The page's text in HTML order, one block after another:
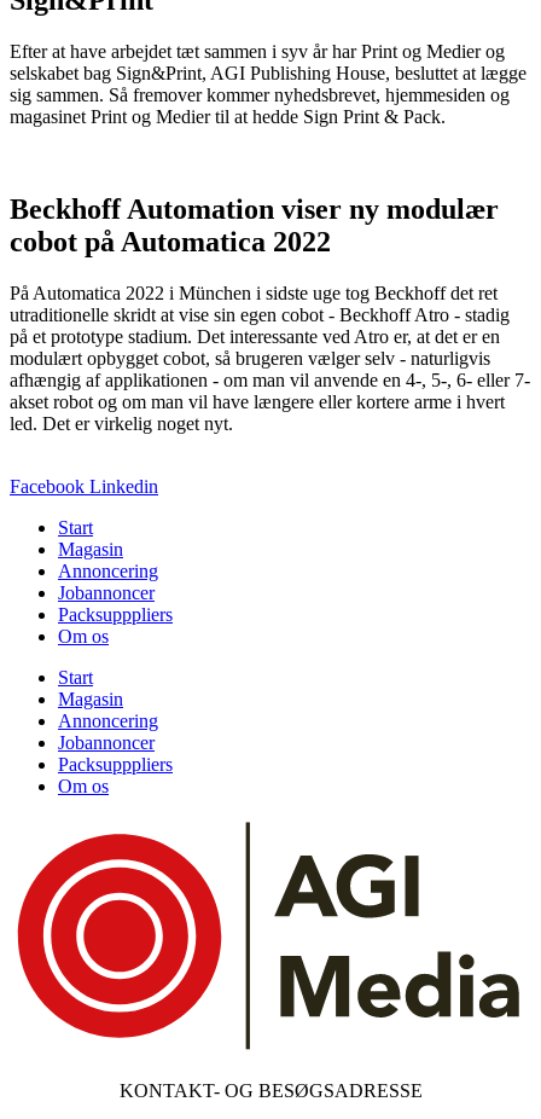
Efter at have arbejdet tæt sammen i syv år har Print og Medier og
selskabet bag Sign&Print, AGI Publishing House, besluttet at lægge
sig sammen. Så fremover kommer nyhedsbrevet, hjemmesiden og
magasinet Print og Medier til at hedde Sign Print & Pack.
Beckhoff Automation viser ny modulær
cobot på Automatica 2022
På Automatica 2022 i München i sidste uge tog Beckhoff det ret
utraditionelle skridt at vise sin egen cobot - Beckhoff Atro - stadig
på et prototype stadium. Det interessante ved Atro er, at det er en
modulært opbygget cobot, så brugeren vælger selv - naturligvis
afhængig af applikationen - om man vil anvende en 4-, 5-, 6- eller 7-
akset robot og om man vil have længere eller kortere arme i hvert
led. Det er virkelig noget nyt.
Facebook Linkedin
Start
Magasin
Annoncering
Jobannoncer
Packsupppliers
Om os
Start
Magasin
Annoncering
Jobannoncer
Packsupppliers
Om os
KONTAKT- OG BESØGSADRESSE